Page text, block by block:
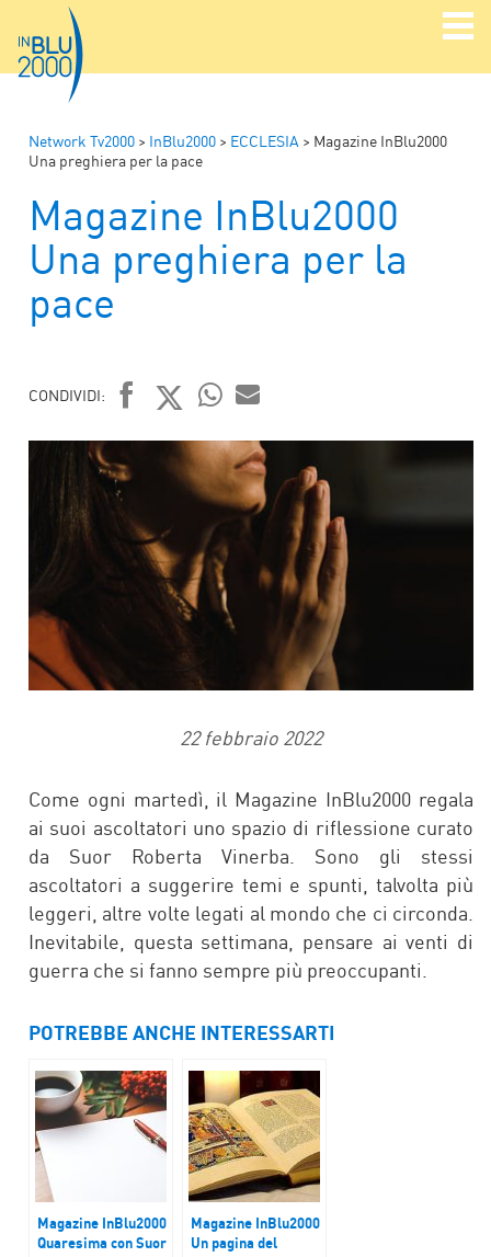
Network Tv2000 > InBlu2000 > ECCLESIA > Magazine InBlu2000
Una preghiera per la pace
Magazine InBlu2000
Una preghiera per la
pace
CONDIVIDI:
FACEBOOK
TWITTER
WHATSAPP
MAIL
22 febbraio 2022
Come ogni martedì, il Magazine InBlu2000 regala
ai suoi ascoltatori uno spazio di riflessione curato
da Suor Roberta Vinerba. Sono gli stessi
ascoltatori a suggerire temi e spunti, talvolta più
leggeri, altre volte legati al mondo che ci circonda.
Inevitabile, questa settimana, pensare ai venti di
guerra che si fanno sempre più preoccupanti.
POTREBBE ANCHE INTERESSARTI
Magazine InBlu2000
Quaresima con Suor
Magazine InBlu2000
Un pagina del